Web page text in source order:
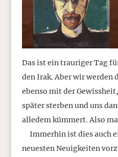
Das ist ein trauriger Tag
den Irak. Aber wir werden
ebenso mit der
später sterben und uns
alledem kümmert. Also
Immerhin ist dies auch
neuesten Neuigkeiten